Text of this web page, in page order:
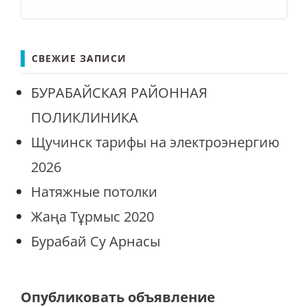
СВЕЖИЕ ЗАПИСИ
БУРАБАЙСКАЯ РАЙОННАЯ
ПОЛИКЛИНИКА
Щучинск тарифы на электроэнергию
2026
Натяжные потолки
Жаңа Тұрмыс 2020
Бурабай Су Арнасы
Опубликовать объявление